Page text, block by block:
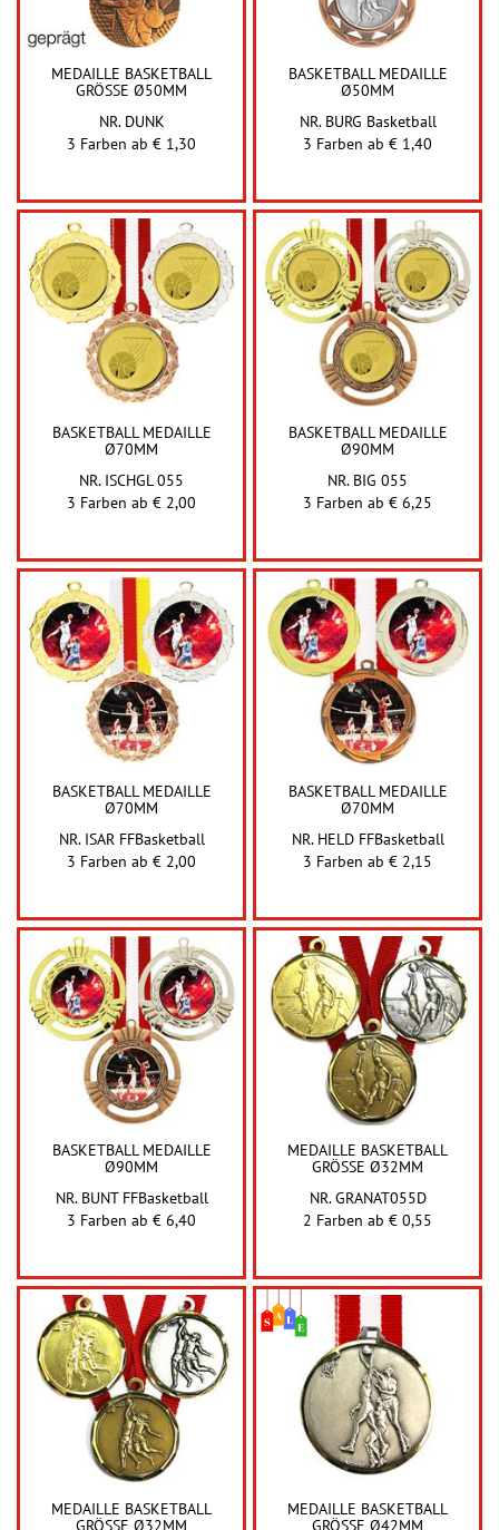
MEDAILLE BASKETBALL
GRÖSSE Ø50MM
NR. DUNK
3 Farben ab € 1,30
BASKETBALL MEDAILLE
Ø50MM
NR. BURG Basketball
3 Farben ab € 1,40
BASKETBALL MEDAILLE
Ø70MM
NR. ISCHGL 055
3 Farben ab € 2,00
BASKETBALL MEDAILLE
Ø90MM
NR. BIG 055
3 Farben ab € 6,25
BASKETBALL MEDAILLE
Ø70MM
NR. ISAR FFBasketball
3 Farben ab € 2,00
BASKETBALL MEDAILLE
Ø70MM
NR. HELD FFBasketball
3 Farben ab € 2,15
BASKETBALL MEDAILLE
Ø90MM
NR. BUNT FFBasketball
3 Farben ab € 6,40
MEDAILLE BASKETBALL
GRÖSSE Ø32MM
NR. GRANAT055D
2 Farben ab € 0,55
MEDAILLE BASKETBALL
GRÖSSE Ø32MM
MEDAILLE BASKETBALL
GRÖSSE Ø42MM